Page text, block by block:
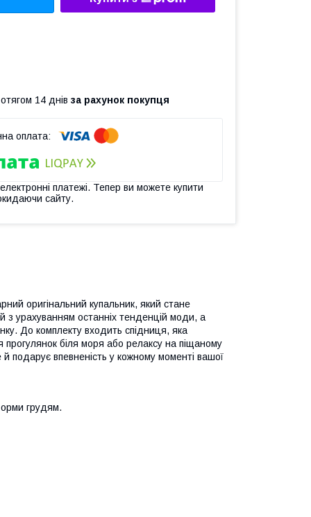
14 днів за рахунок покупця
платежі. Тепер ви можете купити
сайту.
оригінальний купальник, який стане
урахуванням останніх тенденцій моди, а
До комплекту входить спідниця, яка
біля моря або релаксу на піщаному
й подарує впевненість у кожному моменті вашої
грудям.